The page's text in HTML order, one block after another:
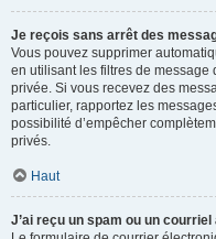
Je reçois sans arrêt des
Vous pouvez supprimer
en utilisant les filtres de message
privée. Si vous recevez des
particulier, rapportez les
possibilité d’empêcher
privés.
Haut
J’ai reçu un spam ou un